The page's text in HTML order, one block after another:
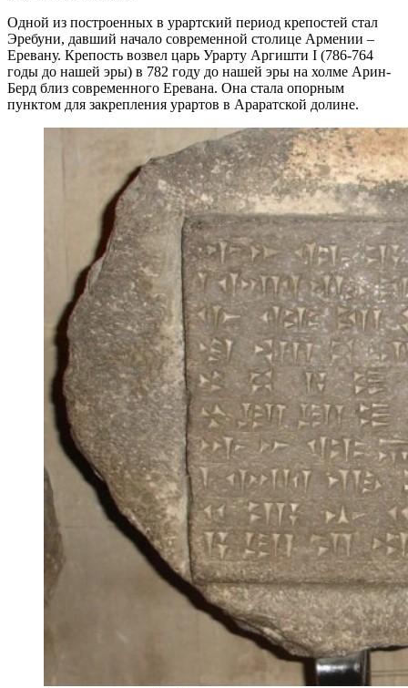
Одной из построенных в урартский период крепостей стал
Эребуни, давший начало современной столице Армении –
Еревану. Крепость возвел царь Урарту Аргишти I (786-764
годы до нашей эры) в 782 году до нашей эры на холме Арин-
Берд близ современного Еревана. Она стала опорным
пунктом для закрепления урартов в Араратской долине.